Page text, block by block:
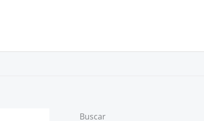
Buscar